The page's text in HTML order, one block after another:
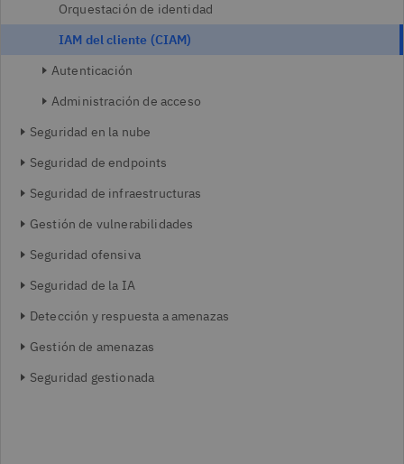
Orquestación de identidad
IAM del cliente (CIAM)
Autenticación
Administración de acceso
Seguridad en la nube
Seguridad de endpoints
Seguridad de infraestructuras
Gestión de vulnerabilidades
Seguridad ofensiva
Seguridad de la IA
Detección y respuesta a amenazas
Gestión de amenazas
Seguridad gestionada